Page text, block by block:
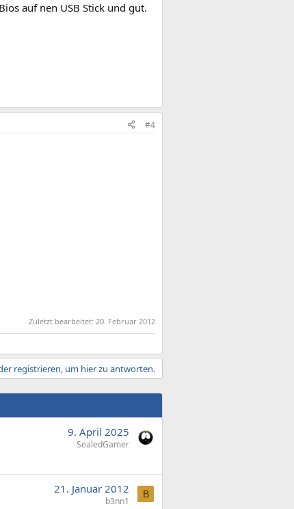
auf nen USB Stick und gut.
#4
Zuletzt bearbeitet: 20. Februar 2012
registrieren, um hier zu antworten.
9. April 2025
SealedGamer
21. Januar 2012
b3nn1
B